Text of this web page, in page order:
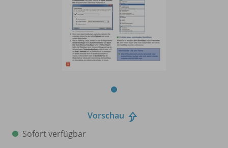
Vorschau
Sofort verfügbar